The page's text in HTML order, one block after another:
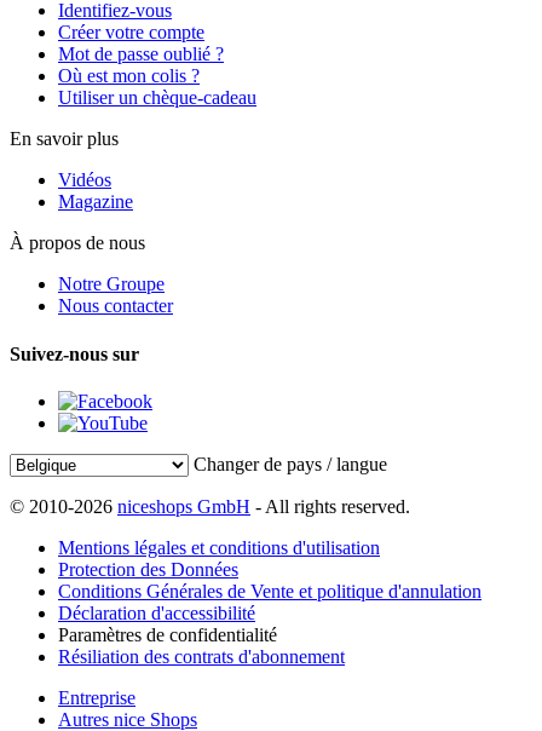
Identifiez-vous
Créer votre compte
Mot de passe oublié ?
Où est mon colis ?
Utiliser un chèque-cadeau
En savoir plus
Vidéos
Magazine
À propos de nous
Notre Groupe
Nous contacter
Suivez-nous sur
Changer de pays / langue
© 2010-2026 niceshops GmbH - All rights reserved.
Mentions légales et conditions d'utilisation
Protection des Données
Conditions Générales de Vente et politique d'annulation
Déclaration d'accessibilité
Paramètres de confidentialité
Résiliation des contrats d'abonnement
Entreprise
Autres nice Shops